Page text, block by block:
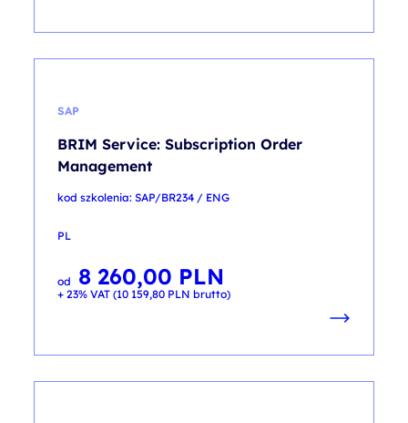
SAP
BRIM Service: Subscription Order
Management
kod szkolenia: SAP/BR234 / ENG
PL
od 8 260,00 PLN
+ 23% VAT (10 159,80 PLN brutto)